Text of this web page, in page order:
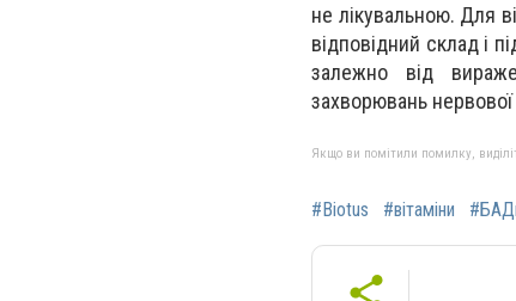
не лікувальною. Для
відповідний склад і
залежно від
захворювань
Якщо ви помітили помилку,
#Biotus #вітаміни